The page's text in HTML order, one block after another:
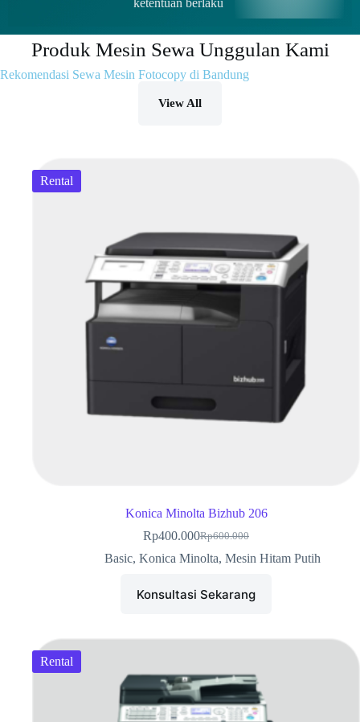
ketentuan berlaku
Produk Mesin Sewa Unggulan Kami
Rekomendasi Sewa Mesin Fotocopy di Bandung
View All
Rental
Konica Minolta Bizhub 206
Rp600.000
Rp400.000
Basic, Konica Minolta, Mesin Hitam Putih
Konsultasi Sekarang
Rental